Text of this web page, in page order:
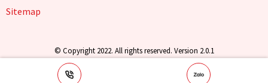
Sitemap
© Copyright 2022. All rights reserved. Version 2.0.1